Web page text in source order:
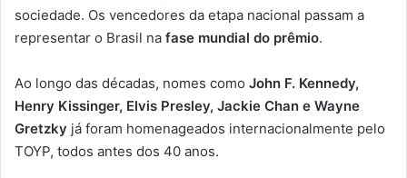
sociedade. Os vencedores da etapa nacional passam a
representar o Brasil na fase mundial do prêmio.
Ao longo das décadas, nomes como John F. Kennedy,
Henry Kissinger, Elvis Presley, Jackie Chan e Wayne
Gretzky já foram homenageados internacionalmente pelo
TOYP, todos antes dos 40 anos.